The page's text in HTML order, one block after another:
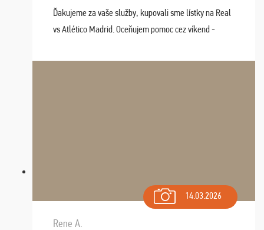
Ďakujeme za vaše služby, kupovali sme lístky na Real
vs Atlético Madrid. Oceňujem pomoc cez víkend -
spokojnosti. Sedenie bolo dobré, štadión Barnabéu ...
14.03.2026
Rene A.